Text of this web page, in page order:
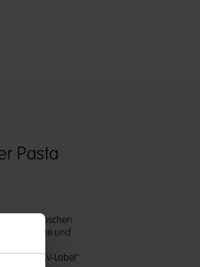
Pasta
zum Naschen
Kirsche und
„V-Label“